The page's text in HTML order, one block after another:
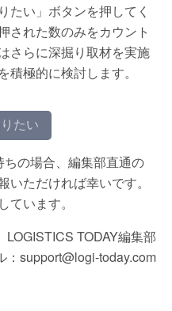
たい」ボタンを押してく
された数のみをカウント
さらに深掘り取材を実施
積極的に検討します。
たい
の場合、編集部直通の
ただければ幸いです。
います。
LOGISTICS TODAY編集部
：support@logi-today.com